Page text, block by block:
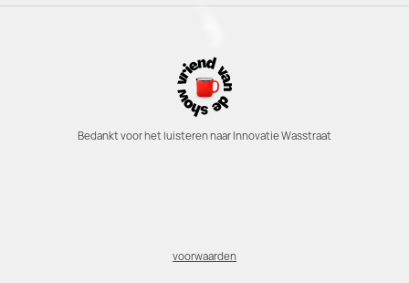
Bedankt voor het luisteren naar Innovatie Wasstraat
voorwaarden